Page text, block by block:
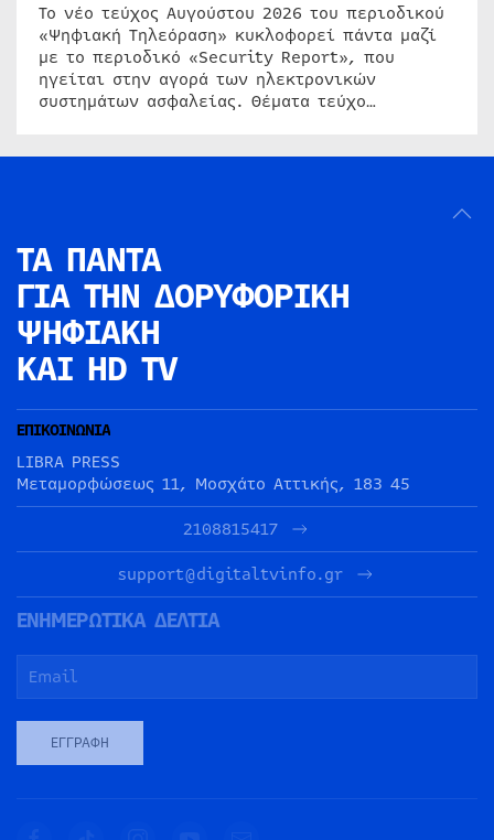
Το νέο τεύχος Αυγούστου 2026 του περιοδικού
«Ψηφιακή Τηλεόραση» κυκλοφορεί πάντα μαζί
με το περιοδικό «Security Report», που
ηγείται στην αγορά των ηλεκτρονικών
συστημάτων ασφαλείας. Θέματα τεύχο…
ΤΑ ΠΑΝΤΑ
ΓΙΑ ΤΗΝ ΔΟΡΥΦΟΡΙΚΗ
ΨΗΦΙΑΚΗ
ΚΑΙ HD TV
ΕΠΙΚΟΙΝΩΝΙΑ
LIBRA PRESS
Μεταμορφώσεως 11, Μοσχάτο Αττικής, 183 45
2108815417
support@digitaltvinfo.gr
ΕΝΗΜΕΡΩΤΙΚΑ ΔΕΛΤΙΑ
ΕΓΓΡΑΦΉ